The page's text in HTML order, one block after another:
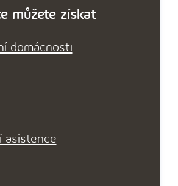
můžete získat
domácnosti
asistence